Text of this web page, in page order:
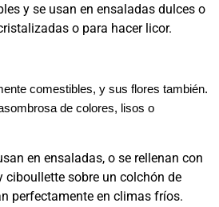
y se usan en ensaladas dulces o
o para hacer licor.
comestibles, y sus flores también.
de colores, lisos o
en ensaladas, o se rellenan con
ciboullette sobre un colchón de
perfectamente en climas fríos.